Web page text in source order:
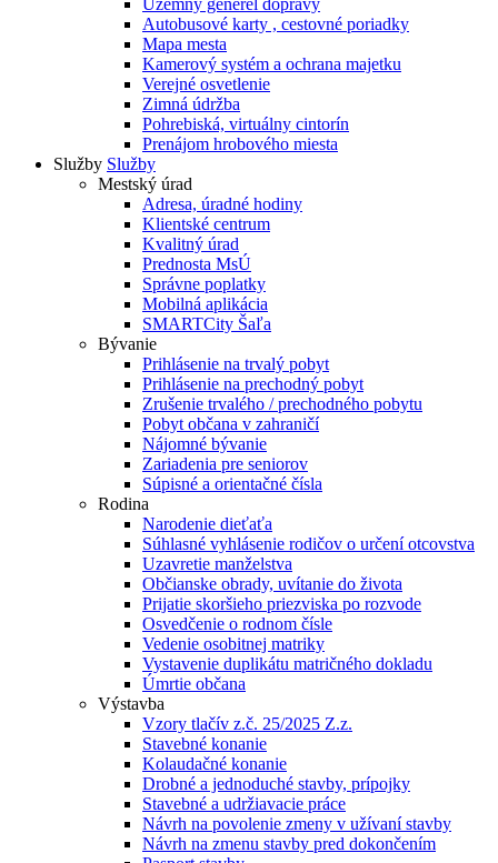
Územný generel dopravy
Autobusové karty , cestovné poriadky
Mapa mesta
Kamerový systém a ochrana majetku
Verejné osvetlenie
Zimná údržba
Pohrebiská, virtuálny cintorín
Prenájom hrobového miesta
Služby Služby
Mestský úrad
Adresa, úradné hodiny
Klientské centrum
Kvalitný úrad
Prednosta MsÚ
Správne poplatky
Mobilná aplikácia
SMARTCity Šaľa
Bývanie
Prihlásenie na trvalý pobyt
Prihlásenie na prechodný pobyt
Zrušenie trvalého / prechodného pobytu
Pobyt občana v zahraničí
Nájomné bývanie
Zariadenia pre seniorov
Súpisné a orientačné čísla
Rodina
Narodenie dieťaťa
Súhlasné vyhlásenie rodičov o určení otcovstva
Uzavretie manželstva
Občianske obrady, uvítanie do života
Prijatie skoršieho priezviska po rozvode
Osvedčenie o rodnom čísle
Vedenie osobitnej matriky
Vystavenie duplikátu matričného dokladu
Úmrtie občana
Výstavba
Vzory tlačív z.č. 25/2025 Z.z.
Stavebné konanie
Kolaudačné konanie
Drobné a jednoduché stavby, prípojky
Stavebné a udržiavacie práce
Návrh na povolenie zmeny v užívaní stavby
Návrh na zmenu stavby pred dokončením